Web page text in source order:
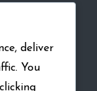
deliver
You